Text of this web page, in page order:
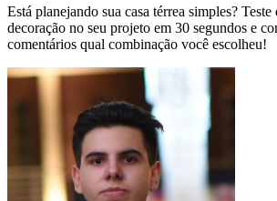
Está planejando sua casa térrea simples?
decoração no seu projeto em 30 segundos e
comentários qual combinação você escolheu!